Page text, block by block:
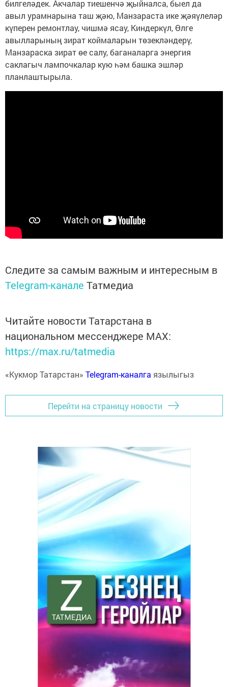
билгеләдек. Акчалар тиешенчә җыйналса, быел да
авыл урамнарына таш җәю, Манзараста ике җәяүлеләр
күперен ремонтлау, чишмә ясау, Киндеркүл, Өлге
авылларының зират коймаларын төзекләндерү,
Манзараска зират өе салу, баганаларга энергия
саклагыч лампочкалар кую һәм башка эшләр
планлаштырыла.
Следите за самым важным и интересным в
Telegram-канале Татмедиа
Читайте новости Татарстана в
национальном мессенджере MАХ:
https://max.ru/tatmedia
«Кукмор Татарстан» Telegram-каналга язылыгыз
Перейти на страницу новости